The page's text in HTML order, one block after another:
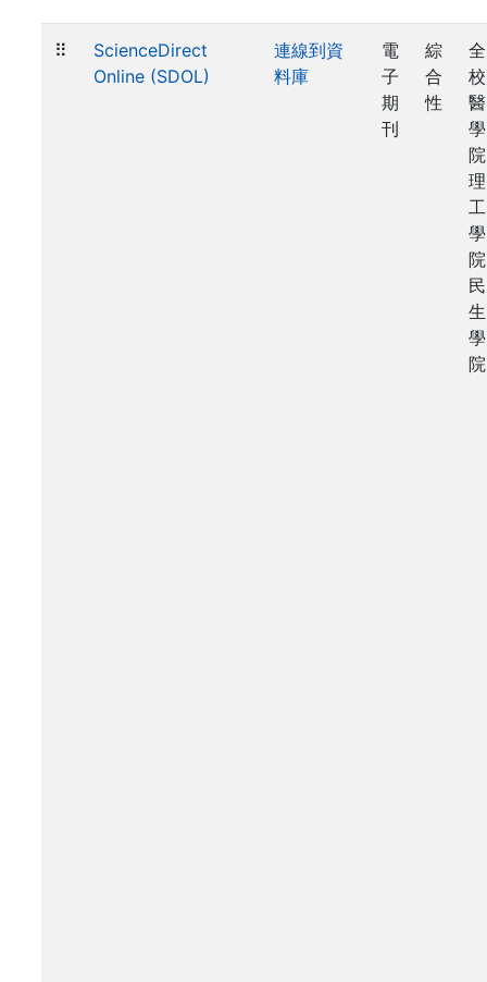
⠿
ScienceDirect
Online (SDOL)
連線到資
料庫
電
子
期
刊
綜
合
性
全
校
醫
學
院
理
工
學
院
民
生
學
院